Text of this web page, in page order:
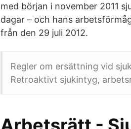
med början i november 2011
dagar – och hans
från den 29 juli 2012.
Regler om ersättning vid
Retroaktivt sjukintyg,